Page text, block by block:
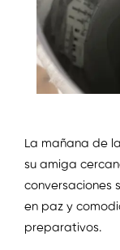
La mañana de
su amiga
conversaciones
en paz y
preparativos.